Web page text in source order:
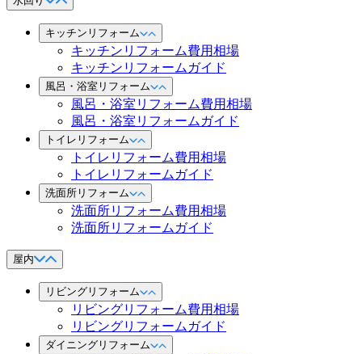
キッチンリフォーム
キッチンリフォーム費用相場
キッチンリフォームガイド
風呂・浴室リフォーム
風呂・浴室リフォーム費用相場
風呂・浴室リフォームガイド
トイレリフォーム
トイレリフォーム費用相場
トイレリフォームガイド
洗面所リフォーム
洗面所リフォーム費用相場
洗面所リフォームガイド
屋内
リビングリフォーム
リビングリフォーム費用相場
リビングリフォームガイド
ダイニングリフォーム